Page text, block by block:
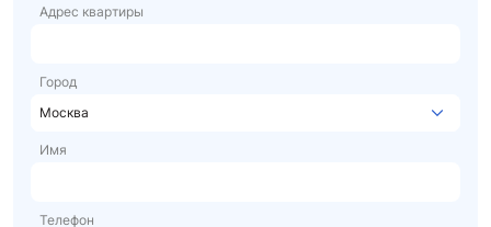
Адрес квартиры
Город
Москва
Имя
Телефон